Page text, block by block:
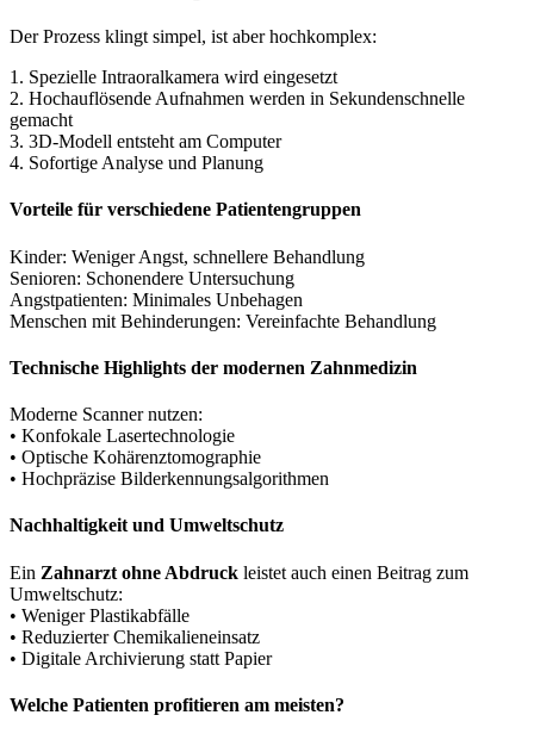
Der Prozess klingt simpel, ist aber hochkomplex:
1. Spezielle Intraoralkamera wird eingesetzt
2. Hochauflösende Aufnahmen werden in Sekundenschnelle
gemacht
3. 3D-Modell entsteht am Computer
4. Sofortige Analyse und Planung
Vorteile für verschiedene Patientengruppen
Kinder: Weniger Angst, schnellere Behandlung
Senioren: Schonendere Untersuchung
Angstpatienten: Minimales Unbehagen
Menschen mit Behinderungen: Vereinfachte Behandlung
Technische Highlights der modernen Zahnmedizin
Moderne Scanner nutzen:
• Konfokale Lasertechnologie
• Optische Kohärenztomographie
• Hochpräzise Bilderkennungsalgorithmen
Nachhaltigkeit und Umweltschutz
Ein Zahnarzt ohne Abdruck leistet auch einen Beitrag zum
Umweltschutz:
• Weniger Plastikabfälle
• Reduzierter Chemikalieneinsatz
• Digitale Archivierung statt Papier
Welche Patienten profitieren am meisten?